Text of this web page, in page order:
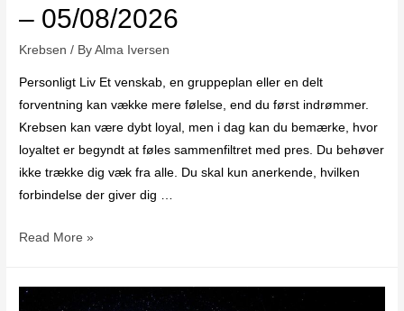
– 05/08/2026
Krebsen / ByAlma Iversen
Personligt Liv Et venskab, en gruppeplan eller en delt
forventning kan vække mere følelse, end du først indrømmer.
Krebsen kan være dybt loyal, men i dag kan du bemærke, hvor
loyaltet er begyndt at føles sammenfiltret med pres. Du behøver
ikke trække dig væk fra alle. Du skal kun anerkende, hvilken
forbindelse der giver dig …
Read More »